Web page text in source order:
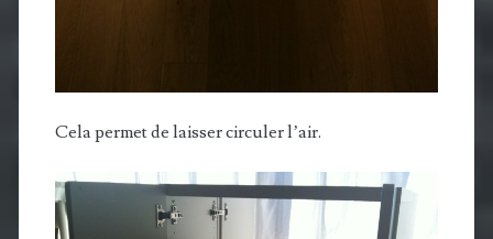
Cela permet de laisser circuler l’air.